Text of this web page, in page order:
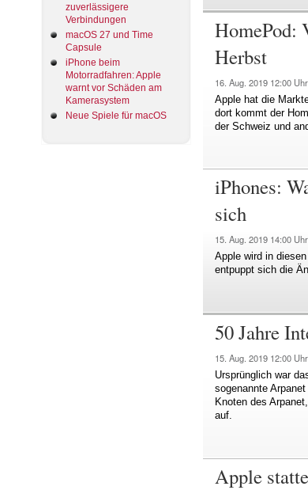
zuverlässigere
Verbindungen
macOS 27 und Time
Capsule
iPhone beim
Motorradfahren: Apple
warnt vor Schäden am
Kamerasystem
Neue Spiele für macOS
HomePod:
Herbst
16. Aug. 2019 12:00
Apple hat die
dort kommt der
der Schweiz und
iPhones:
sich
15. Aug. 2019 14:00
Apple wird in
entpuppt sich die
50 Jahre
15. Aug. 2019 12:00
Ursprünglich war
sogenannte
Knoten des
auf.
Apple